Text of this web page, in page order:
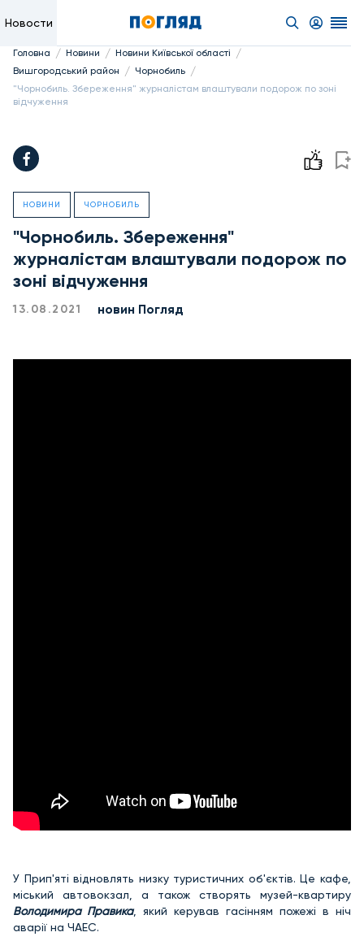
Новости
Головна / Новини / Новини Київської області /
Вишгородський район / Чорнобиль /
"Чорнобиль. Збереження" журналістам влаштували подорож по зоні
відчуження
НОВИНИ ЧОРНОБИЛЬ
"Чорнобиль. Збереження"
журналістам влаштували подорож по
зоні відчуження
13.08.2021 новин Погляд
У Прип'яті відновлять низку туристичних об'єктів. Це кафе,
міський автовокзал, а також створять музей-квартиру
Володимира Правика, який керував гасінням пожежі в ніч
аварії на ЧАЕС.